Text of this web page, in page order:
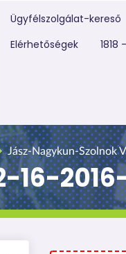
Kereső
Ügyfélszolgálat-kereső
Elérhetőségek
Jász-Nagykun-Szolnok
16-